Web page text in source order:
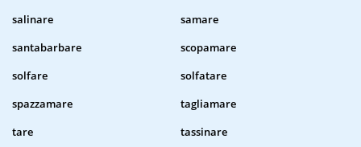
salinare
samare
santabarbare
scopamare
solfare
solfatare
spazzamare
tagliamare
tare
tassinare